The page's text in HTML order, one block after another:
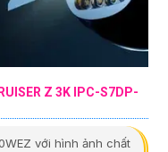
Z 3K IPC-S7DP-
với hình ảnh chất